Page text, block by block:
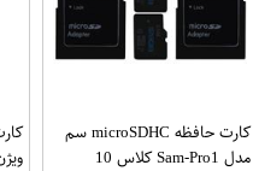
کارت حافظه microSDHC سم
مدل Sam-Pro1 کلاس 10